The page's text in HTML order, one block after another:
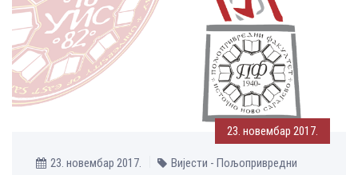
23. новембар 2017.
23. новембар 2017.
Вијести - Пољопривредни